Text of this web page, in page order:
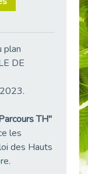
Handicap et emploi : une matinée pour briser les tabous
L’alternance : un levier stratégique pour recruter et inclure durablement
Fibromyalgie : Quand la douleur invisible s’invite au bureau
CAP EMPLOI 92 : L’inclusion portée à son sommet, bien au-delà des quotas
plan
DE
TH"
les
des Hauts